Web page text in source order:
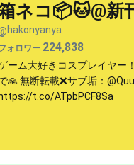
ネコ📦🐱@新
hakonyanya
ォロワー 224,838
ーム大好きコスプレイヤー
🙏 無断転載❌サブ垢：
https://t.co/ATpbPCF8Sa